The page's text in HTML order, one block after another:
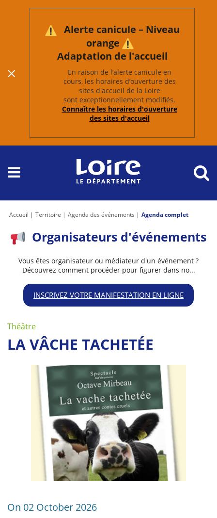
Alerte canicule – Niveau
orange
Adaptation de l'accueil
En raison de l’alerte canicule en
cours, les horaires d’ouverture des
sites d'accueil de la Loire
sont exceptionnellement modifiés.
Connaître les horaires d'ouverture
des sites d'accueil
Accueil Territoire Agenda des événements Agenda complet
Organisateurs d'événements
Vous êtes organisateur ou médiateur d'un événement ?
Découvrez comment procéder pour figurer dans no...
INSCRIVEZ VOTRE MANIFESTATION EN LIGNE
Théâtre
LA VÂCHE TACHETÉE
On 02 October 2026